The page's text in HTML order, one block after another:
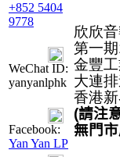
+852 5404
9778
WeChat ID:
yanyanlphk
Facebook:
Yan Yan LP
欣欣
第一
金豐
大連
香港
(請注
無門